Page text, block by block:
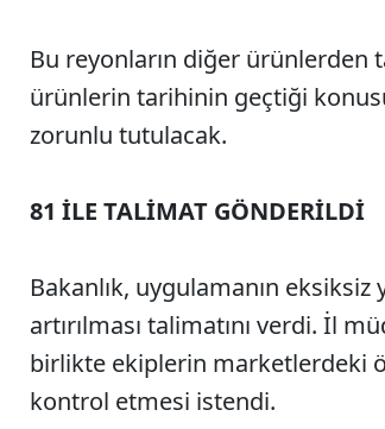
Bu reyonların diğer ürünlerden
ürünlerin tarihinin geçtiği
zorunlu tutulacak.
81 İLE TALİMAT GÖNDERİLDİ
Bakanlık, uygulamanın
artırılması talimatını verdi. İl
birlikte ekiplerin marketlerdeki
kontrol etmesi istendi.